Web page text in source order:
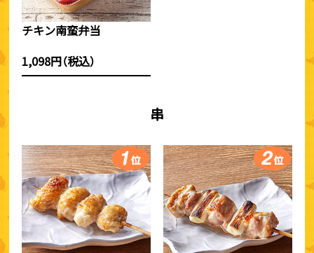
チキン南蛮弁当
1,098円（税込）
串